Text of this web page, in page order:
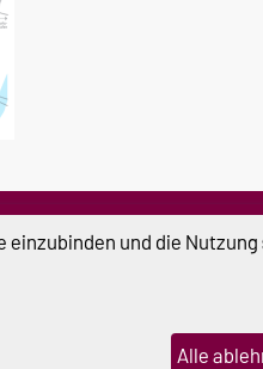
DIESE SEITE und die
Alle